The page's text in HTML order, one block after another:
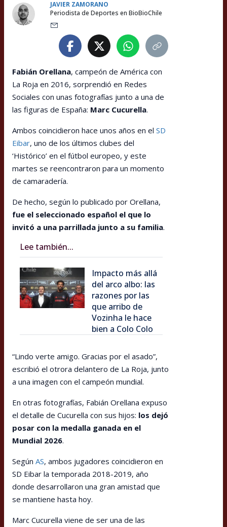
JAVIER ZAMORANO
Periodista de Deportes en BioBioChile
Fabián Orellana, campeón de América con
La Roja en 2016, sorprendió en Redes
Sociales con unas fotografías junto a una de
las figuras de España: Marc Cucurella.
Ambos coincidieron hace unos años en el SD
Eibar, uno de los últimos clubes del
‘Histórico’ en el fútbol europeo, y este
martes se reencontraron para un momento
de camaradería.
De hecho, según lo publicado por Orellana,
fue el seleccionado español el que lo
invitó a una parrillada junto a su familia.
Lee también...
Impacto más allá
del arco albo: las
razones por las
que arribo de
Vozinha le hace
bien a Colo Colo
“Lindo verte amigo. Gracias por el asado”,
escribió el otrora delantero de La Roja, junto
a una imagen con el campeón mundial.
En otras fotografías, Fabián Orellana expuso
el detalle de Cucurella con sus hijos: los dejó
posar con la medalla ganada en el
Mundial 2026.
Según AS, ambos jugadores coincidieron en
SD Eibar la temporada 2018-2019, año
donde desarrollaron una gran amistad que
se mantiene hasta hoy.
Marc Cucurella viene de ser una de las